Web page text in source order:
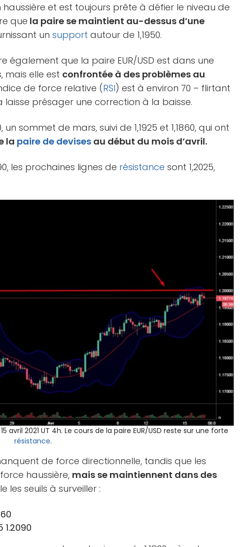
haussière et est toujours prête à défier le niveau de
que la paire se maintient au-dessus d’une
unsupport autour de 1,1950.
que la paire EUR/USD est dans une
mais elle est confrontée à des problèmes au
de force relative (RSI) est à environ 70 – flirtant
présager une correction à la baisse.
un sommet de mars, suivi de 1,1925 et 1,1860, qui ont
la paire de devises au début du mois d’avril.
les prochaines lignes de résistance sont 1,2025,
avril 2021 UT 4h. Le cours de la paire EUR/USD reste sur une forte
résistance.
de force directionnelle, tandis que les
haussière, mais se maintiennent dans des
les seuils à surveiller :
1.2090